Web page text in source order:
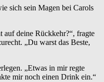
sich sein Magen bei Carols
deine Rückkehr?“, fragte
„Du warst das Beste,
„Etwas in mir regte
mir noch einen Drink ein.“